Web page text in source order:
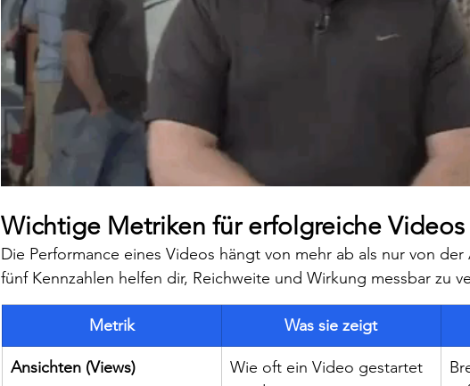
Wichtige Metriken für erfolgreiche Videos
Die Performance eines Videos hängt von mehr ab als nur von
fünf Kennzahlen helfen dir, Reichweite und Wirkung messbar zu
Metrik Was sie zeigt
Ansichten (Views)
Wie oft ein Video gestartet